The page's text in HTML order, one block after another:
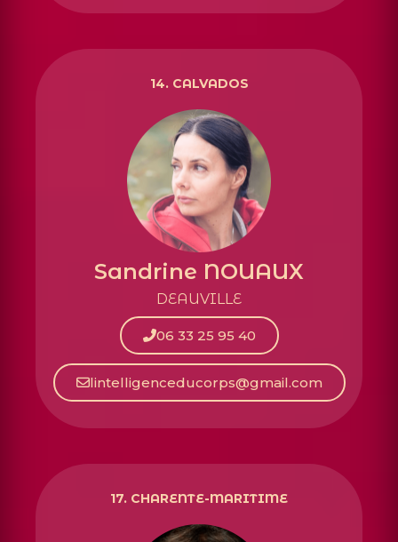
14. CALVADOS
Sandrine NOUAUX
DEAUVILLE
06 33 25 95 40
lintelligenceducorps@gmail.com
17. CHARENTE-MARITIME